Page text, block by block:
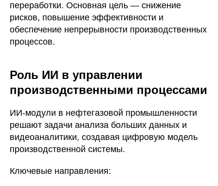
переработки. Основная цель — снижение
рисков, повышение эффективности и
обеспечение непрерывности производственных
процессов.
Роль ИИ в управлении
производственными процессами
ИИ-модули в нефтегазовой промышленности
решают задачи анализа больших данных и
видеоаналитики, создавая цифровую модель
производственной системы.
Ключевые направления: